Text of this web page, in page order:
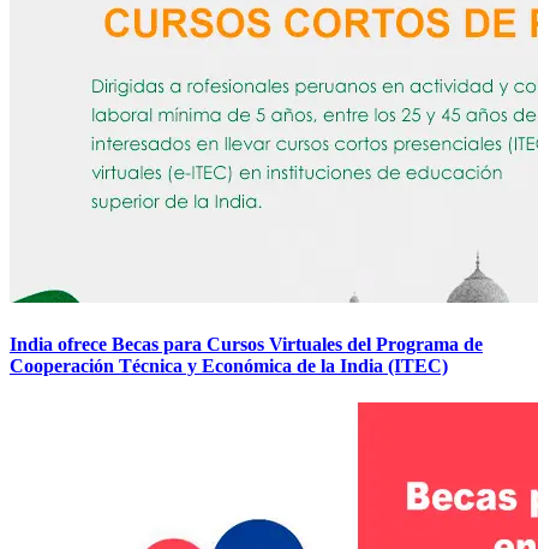
India ofrece Becas para Cursos Virtuales del Programa de
Cooperación Técnica y Económica de la India (ITEC)